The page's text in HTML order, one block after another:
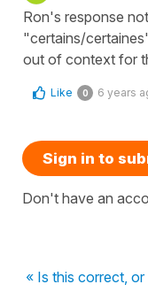
Ron's response
"certains/
out of context for
Like 0 6 years
Sign in to
Don't have an
« Is this correct, or